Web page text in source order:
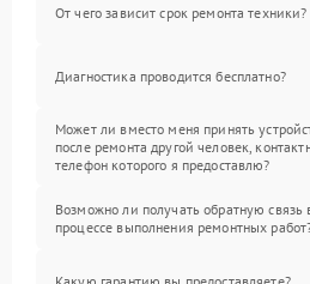
От чего зависит срок ремонта техники?
Диагностика проводится бесплатно?
Может ли вместо меня принять
после ремонта другой человек,
телефон которого я предоставлю?
Возможно ли получать обратную связь
процессе выполнения ремонтных